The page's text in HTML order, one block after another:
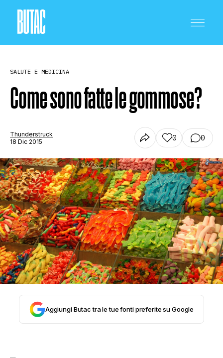
SCIENZA E TECNOLOGIA
SALUTE E MEDICINA
STORIA E CITAZIONI
INTRATTENIMENTO
COMPLOTTI, LEGGENDE URBANE ED
SALUTE E MEDICINA
Come sono fatte le gommose?
Thunderstruck
18 Dic 2015
0 0
Aggiungi Butac tra le tue fonti preferite su Google